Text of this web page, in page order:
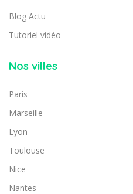
Blog Actu
Tutoriel vidéo
Nos villes
Paris
Marseille
Lyon
Toulouse
Nice
Nantes